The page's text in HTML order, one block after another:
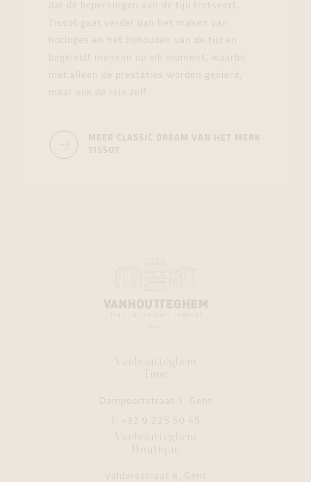
dat de beperkingen van de tijd trotseert.
Tissot gaat verder dan het maken van
horloges en het bijhouden van de tijd en
begeleidt mensen op elk moment, waarbij
niet alleen de prestaties worden gevierd,
maar ook de reis zelf.
MEER CLASSIC DREAM VAN HET MERK
TISSOT
Vanhoutteghem
Time
Dampoortstraat 1, Gent
T. +32 9 225 50 45
Vanhoutteghem
Boutique
Voldersstraat 6, Gent